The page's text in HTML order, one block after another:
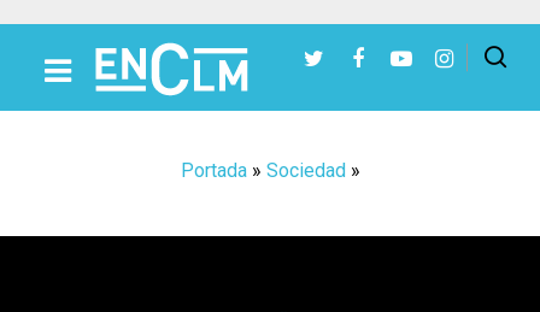
Portada» Sociedad»